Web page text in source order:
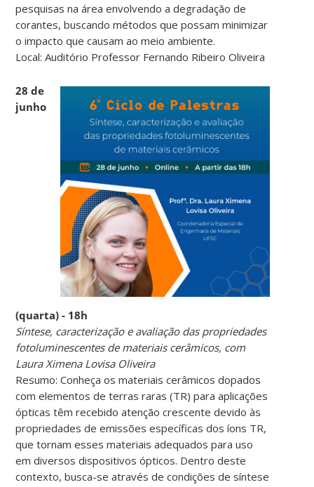
pesquisas na área envolvendo a degradação de
corantes, buscando métodos que possam minimizar
o impacto que causam ao meio ambiente.
Local: Auditório Professor Fernando Ribeiro Oliveira
28 de
junho
(quarta) - 18h
Síntese, caracterização e avaliação das propriedades
fotoluminescentes de materiais cerâmicos, com
Laura Ximena Lovisa Oliveira
Resumo: Conheça os materiais cerâmicos dopados
com elementos de terras raras (TR) para aplicações
ópticas têm recebido atenção crescente devido às
propriedades de emissões específicas dos íons TR,
que tornam esses materiais adequados para uso
em diversos dispositivos ópticos. Dentro deste
contexto, busca-se através de condições de síntese